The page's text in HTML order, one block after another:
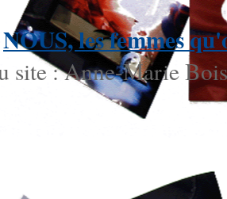
NOUS, les femmes
site : Anne-Marie